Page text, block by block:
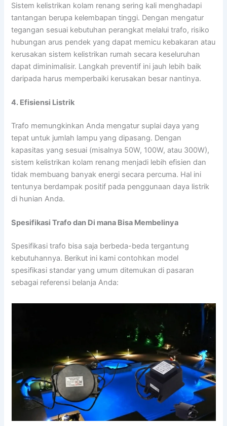
Sistem kelistrikan kolam renang sering kali menghadapi
tantangan berupa kelembapan tinggi. Dengan mengatur
tegangan sesuai kebutuhan perangkat melalui trafo, risiko
hubungan arus pendek yang dapat memicu kebakaran atau
kerusakan sistem kelistrikan rumah secara keseluruhan
dapat diminimalisir. Langkah preventif ini jauh lebih baik
daripada harus memperbaiki kerusakan besar nantinya.
4. Efisiensi Listrik
Trafo memungkinkan Anda mengatur suplai daya yang
tepat untuk jumlah lampu yang dipasang. Dengan
kapasitas yang sesuai (misalnya 50W, 100W, atau 300W),
sistem kelistrikan kolam renang menjadi lebih efisien dan
tidak membuang banyak energi secara percuma. Hal ini
tentunya berdampak positif pada penggunaan daya listrik
di hunian Anda.
Spesifikasi Trafo dan Di mana Bisa Membelinya
Spesifikasi trafo bisa saja berbeda-beda tergantung
kebutuhannya. Berikut ini kami contohkan model
spesifikasi standar yang umum ditemukan di pasaran
sebagai referensi belanja Anda: